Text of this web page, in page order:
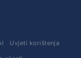
Uvjeti korištenja